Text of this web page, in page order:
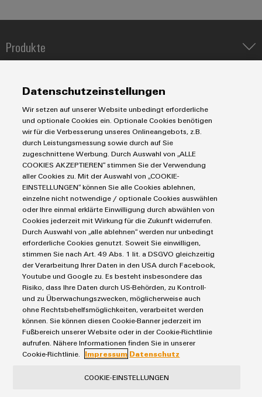
Ihre Industrie.
Industrial
Connectivity.
Weidmüller
Configurator
Digital
Engineering
neuen Niveau
‒ intuitiv,
schnell
Produkte
Koppelrelais
Leiterplattensteckverbinder und Leiterplattenklemmen
Markierungssysteme
Reihenklemmen
Stromversorgungen
Industrial IoT
Industrial Security
Single Pair Ethernet
Smart Metering
SNAP IN Anschlusstechnologie
Workplace Solutions
Service
Connectivity Consulting
eShop / Digitale Bestellmöglichkeiten
Engineering-Daten
PCB Connector Services
Support Center
Technische Produktkataloge
Weidmüller Configurator
Industrien
Datencenter
Gerätehersteller
Maschinenbau
Photovoltaik
Wasserstoff
Weidmüller Industry Match
Windenergie
Impressum
Einkaufs- /Lieferanteninformationen
Datenschutzerklärung
Cookie Richtlinie
Cookie Einstellungen
Weidmüller GmbH & Co KG
Klingenbergstraße 26
32758 Detmold
Tel.: +49 5231 14-280
Datenschutzeinstellungen
Wir setzen auf unserer Website unbedingt erforderliche
und optionale Cookies ein. Optionale Cookies benötigen
wir für die Verbesserung unseres Onlineangebots, z.B.
durch Leistungsmessung sowie durch auf Sie
zugeschnittene Werbung. Durch Auswahl von „ALLE
COOKIES AKZEPTIEREN“ stimmen Sie der Verwendung
aller Cookies zu. Mit der Auswahl von „COOKIE-
EINSTELLUNGEN“ können Sie alle Cookies ablehnen,
einzelne nicht notwendige / optionale Cookies auswählen
oder Ihre einmal erklärte Einwilligung durch abwählen von
Cookies jederzeit mit Wirkung für die Zukunft widerrufen.
Durch Auswahl von „alle ablehnen“ werden nur unbedingt
erforderliche Cookies genutzt. Soweit Sie einwilligen,
stimmen Sie nach Art. 49 Abs. 1 lit. a DSGVO gleichzeitig
der Verarbeitung Ihrer Daten in den USA durch Facebook,
Youtube und Google zu. Es besteht insbesondere das
Risiko, dass Ihre Daten durch US-Behörden, zu Kontroll-
und zu Überwachungszwecken, möglicherweise auch
ohne Rechtsbehelfsmöglichkeiten, verarbeitet werden
können. Sie können diesen Cookie-Banner jederzeit im
Fußbereich unserer Website oder in der Cookie-Richtlinie
aufrufen. Nähere Informationen finden Sie in unserer
Cookie-Richtlinie.
Impressum Datenschutz
COOKIE-EINSTELLUNGEN